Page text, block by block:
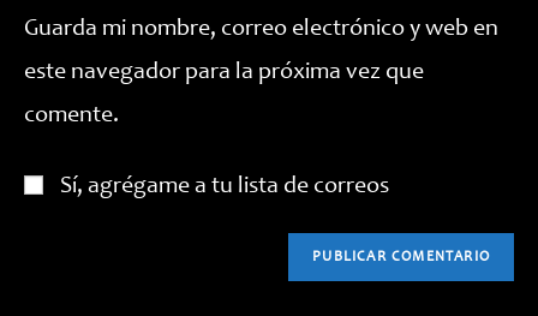
comentar
(opcional)
Guarda mi nombre, correo electrónico y web en
este navegador para la próxima vez que
comente.
Sí, agrégame a tu lista de correos